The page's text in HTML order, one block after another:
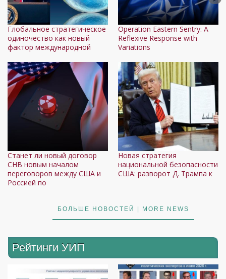
Глобальное стратегическое
одиночество как новый
фактор международной
Operation Eastern Sentry: A
Reflexive Response with
Variations
Станет ли новый договор
СНВ новым началом
переговоров между США и
Россией по
Новая стратегия
национальной безопасности
США: разворот Д. Трампа к
БОЛЬШЕ НОВОСТЕЙ | MORE NEWS
Рейтинги УИП